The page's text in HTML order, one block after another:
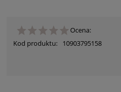
Ocena:
Kod produktu:
10903795158